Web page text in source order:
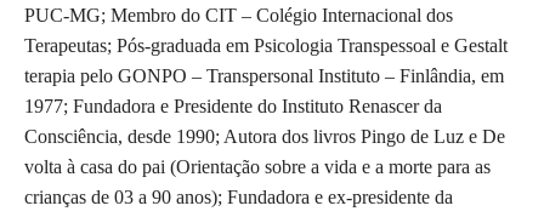
PUC-MG; Membro do CIT – Colégio Internacional dos
Terapeutas; Pós-graduada em Psicologia Transpessoal e Gestalt
terapia pelo GONPO – Transpersonal Instituto – Finlândia, em
1977; Fundadora e Presidente do Instituto Renascer da
Consciência, desde 1990; Autora dos livros Pingo de Luz e De
volta à casa do pai (Orientação sobre a vida e a morte para as
crianças de 03 a 90 anos); Fundadora e ex-presidente da